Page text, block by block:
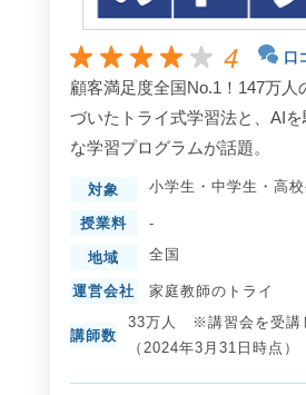
4 口
顧客満足度全国No.1！147万人
づいたトライ式学習法と、AI
な学習プログラムが話題。
対象 小学生 ・ 中学生 ・ 高校
授業料 -
地域 全国
運営会社 家庭教師のトライ
講師数
33万人 ※講習会を受講
（2024年3月31日時点）